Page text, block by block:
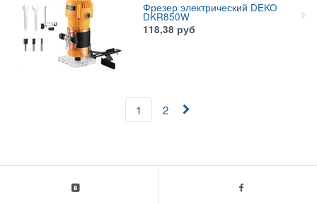
Фрезер электрический DEKO
DKR850W
118,38 руб
1 2